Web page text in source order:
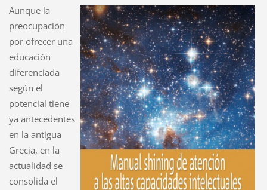
Aunque la
preocupación
por ofrecer una
educación
diferenciada
según el
potencial tiene
ya antecedentes
en la antigua
Grecia, en la
actualidad se
consolida el